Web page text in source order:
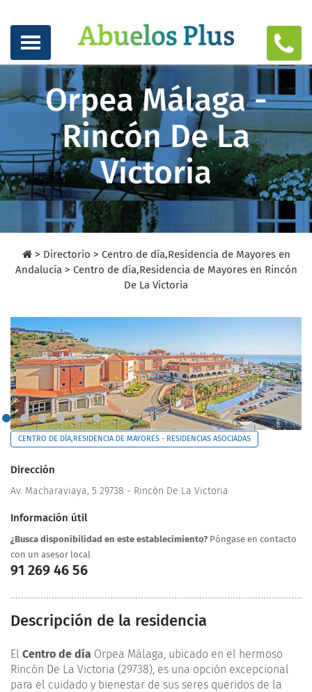
Orpea Málaga -
Rincón De La
Victoria
> Directorio > Centro de día,Residencia de Mayores en
Andalucía > Centro de día,Residencia de Mayores en Rincón
De La Victoria
CENTRO DE DÍA,RESIDENCIA DE MAYORES - RESIDENCIAS ASOCIADAS
Dirección
Av. Macharaviaya, 5 29738 - Rincón De La Victoria
Información útil
¿Busca disponibilidad en este establecimiento? Póngase en contacto
con un asesor local
91 269 46 56
Descripción de la residencia
El Centro de día Orpea Málaga, ubicado en el hermoso
Rincón De La Victoria (29738), es una opción excepcional
para el cuidado y bienestar de sus seres queridos de la